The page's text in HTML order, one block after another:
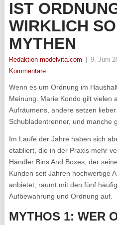
IST
WIRKLICH
MYTHEN
Redaktion modelvita.com 9. Juni
Kommentare
Wenn es um Ordnung im
Meinung. Marie Kondo gilt vielen
Aufräumens, andere setzen
Schubladentrenner, und manche
Im Laufe der Jahre haben sich
etabliert, die in der Praxis mehr
Händler Bins And Boxes, der
Kunden seit Jahren hochwertige
anbietet, räumt mit den fünf
Aufbewahrung und Ordnung auf.
MYTHOS 1: WER